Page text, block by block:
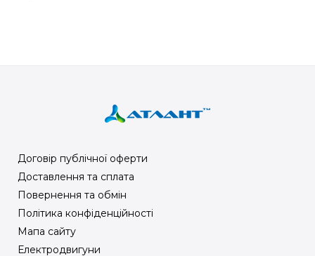
Договір публічної оферти
Доставлення та сплата
Повернення та обмін
Політика конфіденційності
Мапа сайту
Електродвигуни